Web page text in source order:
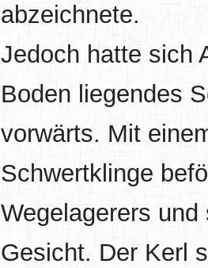
abzeichnete.
Jedoch hatte sich
Boden liegendes
vorwärts. Mit
Schwertklinge
Wegelagerers
Gesicht. Der Kerl